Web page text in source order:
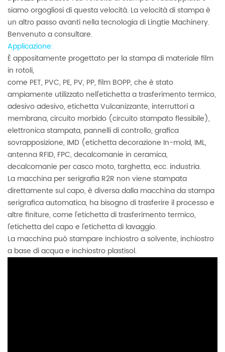
siamo orgogliosi di questa velocità. La velocità di stampa è
un altro passo avanti nella tecnologia di Lingtie Machinery.
Benvenuto a consultare.
Applicazione:
È appositamente progettato per la stampa di materiale film
in rotoli,
come PET, PVC, PE, PV, PP, film BOPP, che è stato
ampiamente utilizzato nell'etichetta a trasferimento termico,
adesivo adesivo, etichetta Vulcanizzante, interruttori a
membrana, circuito morbido (circuito stampato flessibile),
elettronica stampata, pannelli di controllo, grafica
sovrapposizione, IMD (etichetta decorazione In-mold, IML,
antenna RFID, FPC, decalcomanie in ceramica,
decalcomanie per casco moto, targhetta, ecc. industria.
La macchina per serigrafia R2R non viene stampata
direttamente sul capo, è diversa dalla macchina da stampa
serigrafica automatica, ha bisogno di trasferire il processo e
altre finiture, come l'etichetta di trasferimento termico,
l'etichetta del capo e l'etichetta di lavaggio.
La macchina può stampare inchiostro a solvente, inchiostro
a base di acqua e inchiostro plastisol.